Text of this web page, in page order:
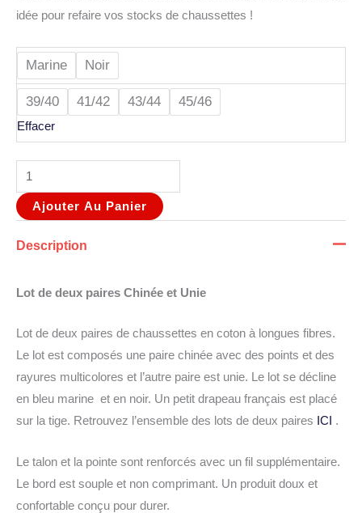
idée pour refaire vos stocks de chaussettes !
Marine Noir
39/40 41/42 43/44 45/46
Effacer
Ajouter Au Panier
Description
Lot de deux paires Chinée et Unie
Lot de deux paires de chaussettes en coton à longues fibres.
Le lot est composés une paire chinée avec des points et des
rayures multicolores et l’autre paire est unie. Le lot se décline
en bleu marine et en noir. Un petit drapeau français est placé
sur la tige. Retrouvez l’ensemble des lots de deux paires ICI .
Le talon et la pointe sont renforcés avec un fil supplémentaire.
Le bord est souple et non comprimant. Un produit doux et
confortable conçu pour durer.